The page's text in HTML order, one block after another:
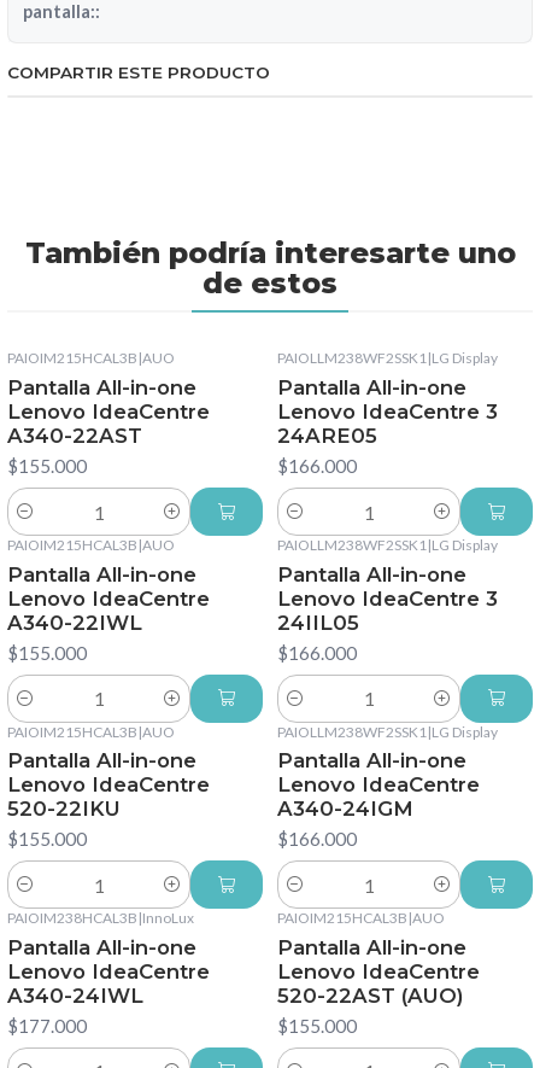
pantalla::
COMPARTIR ESTE PRODUCTO
También podría interesarte uno
de estos
PAIOIM215HCAL3B |AUO
Pantalla All-in-one
Lenovo IdeaCentre
A340-22AST
$155.000
Cantidad
PAIOLLM238WF2SSK1|LG Display
Pantalla All-in-one
Lenovo IdeaCentre 3
24ARE05
$166.000
Cantidad
PAIOIM215HCAL3B |AUO
Pantalla All-in-one
Lenovo IdeaCentre
A340-22IWL
$155.000
Cantidad
PAIOLLM238WF2SSK1|LG Display
Pantalla All-in-one
Lenovo IdeaCentre 3
24IIL05
$166.000
Cantidad
PAIOIM215HCAL3B |AUO
Pantalla All-in-one
Lenovo IdeaCentre
520-22IKU
$155.000
Cantidad
PAIOLLM238WF2SSK1 |LG Display
Pantalla All-in-one
Lenovo IdeaCentre
A340-24IGM
$166.000
Cantidad
PAIOIM238HCAL3B |InnoLux
Pantalla All-in-one
Lenovo IdeaCentre
A340-24IWL
$177.000
PAIOIM215HCAL3B |AUO
Pantalla All-in-one
Lenovo IdeaCentre
520-22AST (AUO)
$155.000